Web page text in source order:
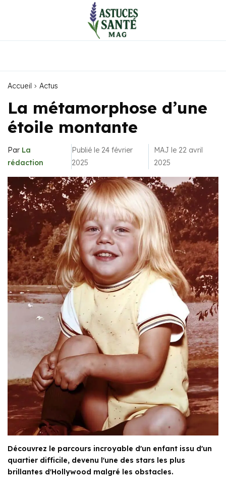
Accueil Actus
La métamorphose d’une
étoile montante
Par La
rédaction
Publié le 24 février
2025
MAJ le 22 avril
2025
Découvrez le parcours incroyable d'un enfant issu d'un
quartier difficile, devenu l'une des stars les plus
brillantes d'Hollywood malgré les obstacles.